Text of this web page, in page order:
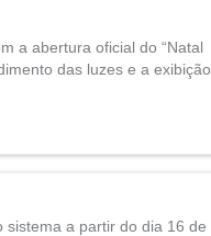
a abertura oficial do “Natal
das luzes e a exibição
a partir do dia 16 de